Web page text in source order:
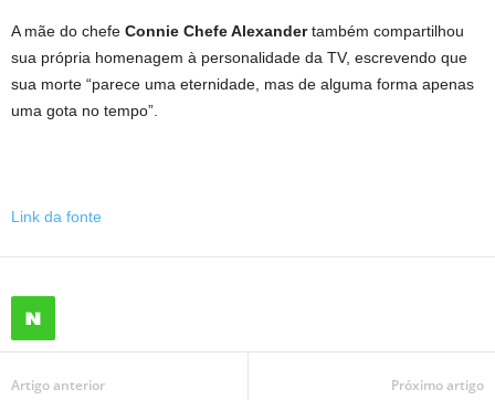
A mãe do chefe Connie Chefe Alexandertambém compartilhou
sua própria homenagem à personalidade da TV, escrevendo que
sua morte “parece uma eternidade, mas de alguma forma apenas
uma gota no tempo”.
Link da fonte
Artigo anterior Próximo artigo